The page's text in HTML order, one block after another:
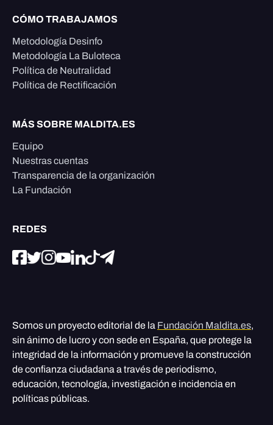
CÓMO TRABAJAMOS
Metodología Desinfo
Metodología La Buloteca
Política de Neutralidad
Política de Rectificación
MÁS SOBRE MALDITA.ES
Equipo
Nuestras cuentas
Transparencia de la organización
La Fundación
REDES
Somos un proyecto editorial de la Fundación Maldita.es,
sin ánimo de lucro y con sede en España, que protege la
integridad de la información y promueve la construcción
de confianza ciudadana a través de periodismo,
educación, tecnología, investigación e incidencia en
políticas públicas.